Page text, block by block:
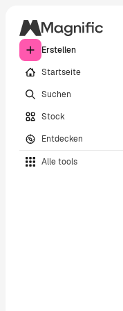
Erstellen
Startseite
Suchen
Stock
Entdecken
Alle tools